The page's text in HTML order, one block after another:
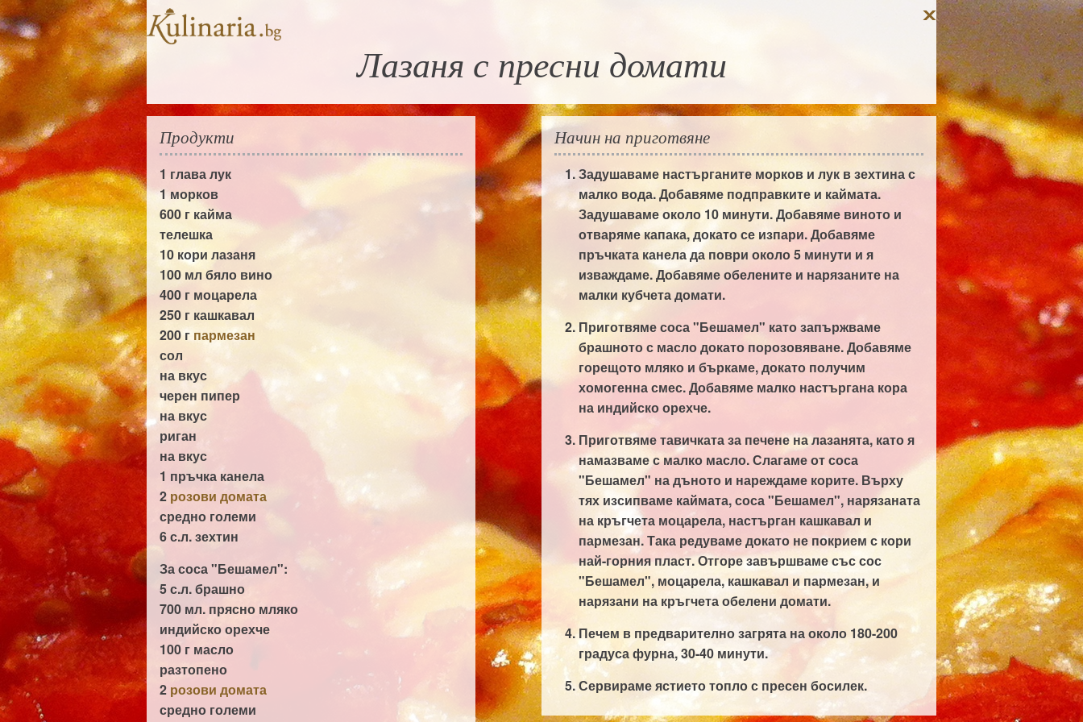
Лазаня с пресни домати
Продукти
1 главалук
1морков
600 г кайма
телешка
10 кори лазаня
100 мл бяло вино
400 г моцарела
250 г кашкавал
200 г пармезан
сол
на вкус
черен пипер
на вкус
риган
на вкус
1 пръчка канела
2 розови домата
средно големи
6 с.л.зехтин
За соса "Бешамел":
5 с.л.брашно
700 мл. прясно мляко
индийско орехче
100 г масло
разтопено
2 розови домата
средно големи
Начин на приготвяне
Задушаваме настърганите морков и лук в зехтина с
малко вода. Добавяме подправките и каймата.
Задушаваме около 10 минути. Добавяме виното и
отваряме капака, докато се изпари. Добавяме
пръчката канела да поври около 5 минути и я
изваждаме. Добавяме обелените и нарязаните на
малки кубчета домати.
Приготвяме соса "Бешамел" като запържваме
брашното с масло докато порозовяване. Добавяме
горещото мляко и бъркаме, докато получим
хомогенна смес. Добавяме малко настъргана кора
на индийско орехче.
Приготвяме тавичката за печене на лазанята, като я
намазваме с малко масло. Слагаме от соса
"Бешамел" на дъното и нареждаме корите. Върху
тях изсипваме каймата, соса "Бешамел", нарязаната
на кръгчета моцарела, настърган кашкавал и
пармезан. Така редуваме докато не покрием с кори
най-горния пласт. Отгоре завършваме със сос
"Бешамел", моцарела, кашкавал и пармезан, и
нарязани на кръгчета обелени домати.
Печем в предварително загрята на около 180-200
градуса фурна, 30-40 минути.
Сервираме ястието топло с пресен босилек.